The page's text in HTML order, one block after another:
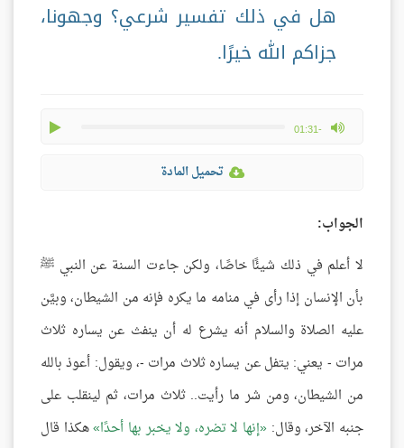
هل في ذلك تفسير شرعي؟ وجهونا،
جزاكم الله خيرًا.
-01:31
max volume
تحميل المادة
الجواب:
لا أعلم في ذلك شيئًا خاصًا، ولكن جاءت السنة عن النبي ﷺ
بأن الإنسان إذا رأى في منامه ما يكره فإنه من الشيطان، وبيَّن
عليه الصلاة والسلام أنه يشرع له أن ينفث عن يساره ثلاث
مرات - يعني: يتفل عن يساره ثلاث مرات -، ويقول: أعوذ بالله
من الشيطان، ومن شر ما رأيت.. ثلاث مرات، ثم لينقلب على
جنبه الآخر، وقال: إنها لا تضره، ولا يخبر بها أحدًا هكذا قال